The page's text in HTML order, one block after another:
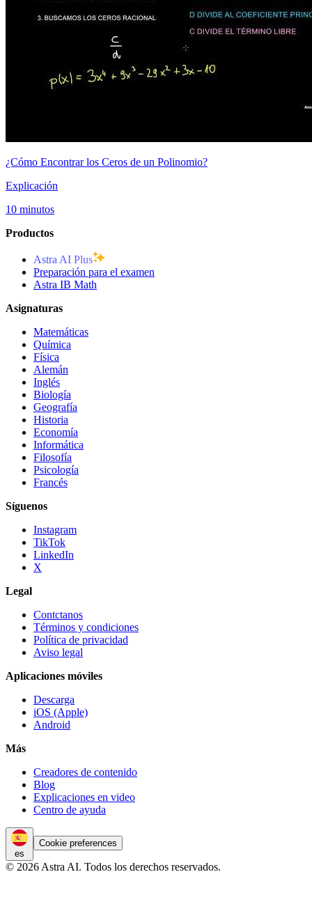
¿Cómo Encontrar los Ceros de un Polinomio?
Explicación
10 minutos
Productos
Astra AI Plus
Preparación para el examen
Astra IB Math
Asignaturas
Matemáticas
Química
Física
Alemán
Inglés
Biología
Geografía
Historia
Economía
Informática
Filosofía
Psicología
Francés
Síguenos
Instagram
TikTok
LinkedIn
X
Legal
Contctanos
Términos y condiciones
Política de privacidad
Aviso legal
Aplicaciones móviles
Descarga
iOS (Apple)
Android
Más
Creadores de contenido
Blog
Explicaciones en video
Centro de ayuda
es
Cookie preferences
© 2026 Astra AI. Todos los derechos reservados.